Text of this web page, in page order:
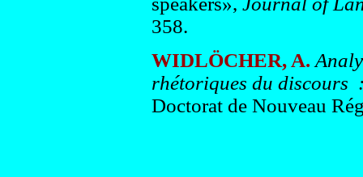
358.
WIDLÖCHER, A.
rhétoriques du discours
Doctorat de Nouveau